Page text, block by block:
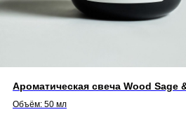
Ароматическая свеча Wood Sage
Объём: 50 мл